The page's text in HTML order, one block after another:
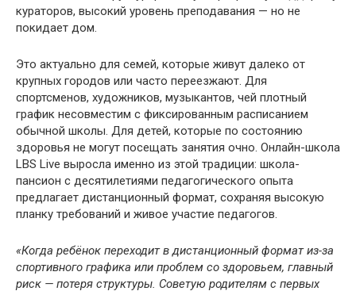
кураторов, высокий уровень преподавания — но не
покидает дом.
Это актуально для семей, которые живут далеко от
крупных городов или часто переезжают. Для
спортсменов, художников, музыкантов, чей плотный
график несовместим с фиксированным расписанием
обычной школы. Для детей, которые по состоянию
здоровья не могут посещать занятия очно. Онлайн-школа
LBS Live выросла именно из этой традиции: школа-
пансион с десятилетиями педагогического опыта
предлагает дистанционный формат, сохраняя высокую
планку требований и живое участие педагогов.
«Когда ребёнок переходит в дистанционный формат из-за
спортивного графика или проблем со здоровьем, главный
риск — потеря структуры. Советую родителям с первых